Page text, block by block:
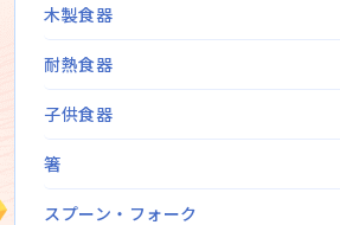
木製食器
耐熱食器
子供食器
箸
スプーン・フォーク